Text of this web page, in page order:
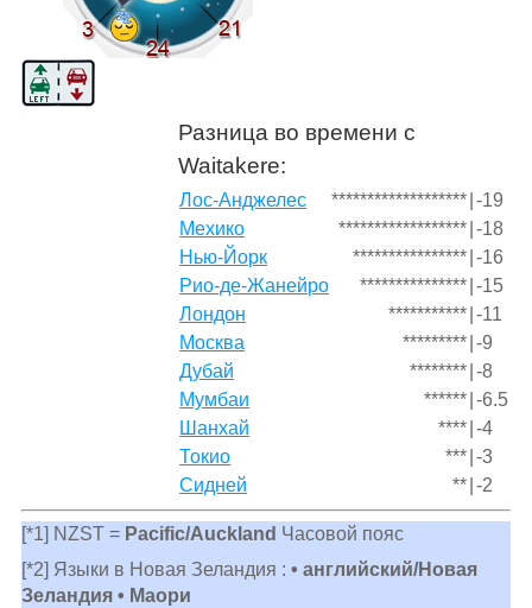
Разница во времени с
Waitakere:
Лос-Анджелес ******************* -19
Мехико
****************** -18
Нью-Йорк
**************** -16
Рио-де-Жанейро
*************** -15
Лондон
*********** -11
Москва
********* -9
Дубай
******** -8
Мумбаи
****** -6.5
Шанхай
**** -4
Токио
*** -3
Сидней
** -2
[*1] NZST = Pacific/Auckland Часовой пояс
[*2] Языки в Новая Зеландия : • английский/Новая
Зеландия • Маори